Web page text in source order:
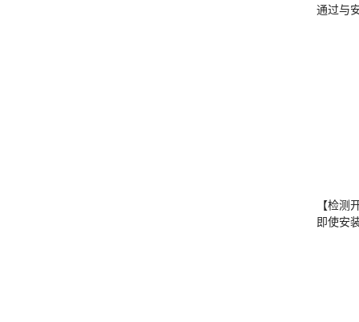
通过与
【检测
即使安